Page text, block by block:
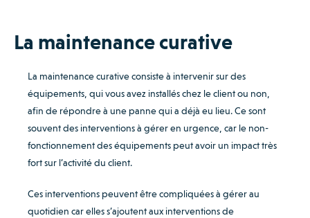
La maintenance curative
La maintenance curative consiste à intervenir sur des
équipements, qui vous avez installés chez le client ou non,
afin de répondre à une panne qui a déjà eu lieu. Ce sont
souvent des interventions à gérer en urgence, car le non-
fonctionnement des équipements peut avoir un impact très
fort sur l’activité du client.
Ces interventions peuvent être compliquées à gérer au
quotidien car elles s’ajoutent aux interventions de